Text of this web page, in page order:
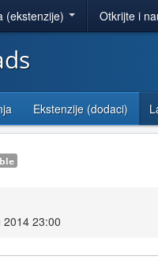
(ekstenzije) Otkrijte i
Ekstenzije (dodaci)
23:00